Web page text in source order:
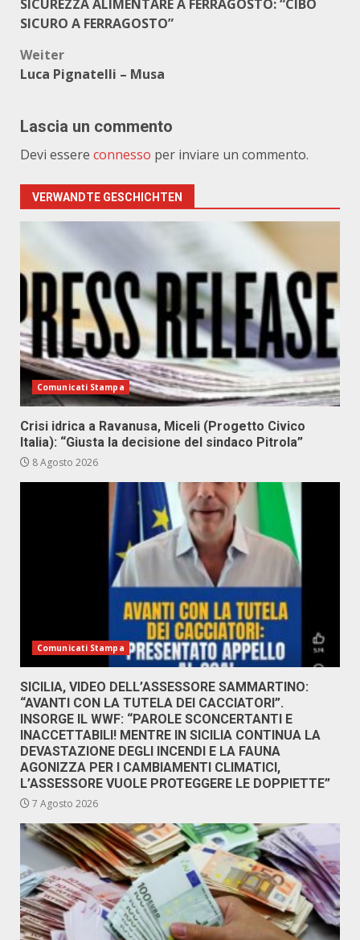
SICUREZZA ALIMENTARE A FERRAGOSTO: “CIBO
SICURO A FERRAGOSTO”
Weiter
Luca Pignatelli – Musa
Lascia un commento
Devi essere connesso per inviare un commento.
VERWANDTE GESCHICHTEN
Comunicati Stampa
Crisi idrica a Ravanusa, Miceli (Progetto Civico
Italia): “Giusta la decisione del sindaco Pitrola”
8 Agosto 2026
Comunicati Stampa
SICILIA, VIDEO DELL’ASSESSORE SAMMARTINO:
“AVANTI CON LA TUTELA DEI CACCIATORI”.
INSORGE IL WWF: “PAROLE SCONCERTANTI E
INACCETTABILI! MENTRE IN SICILIA CONTINUA LA
DEVASTAZIONE DEGLI INCENDI E LA FAUNA
AGONIZZA PER I CAMBIAMENTI CLIMATICI,
L’ASSESSORE VUOLE PROTEGGERE LE DOPPIETTE”
7 Agosto 2026